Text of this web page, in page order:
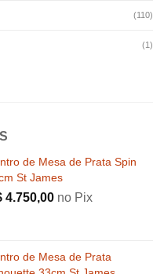
(110)
(1)
de Mesa de Prata Spin
St James
4.750,00 no Pix
de Mesa de Prata